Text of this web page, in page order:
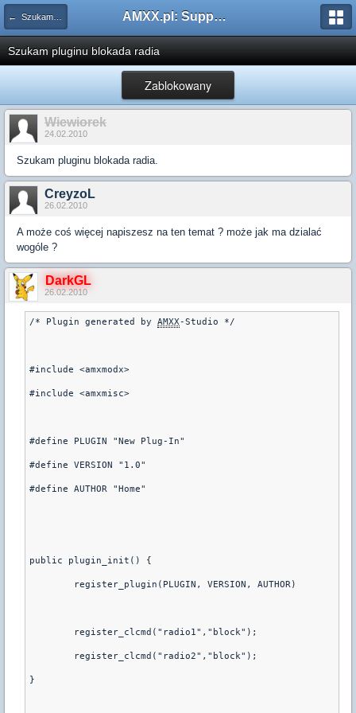
← Szukam pluginu AMXX.pl: Support AMX Mod X i SourceMod
Szukam pluginu blokada radia
Zablokowany
Wiewiorek
24.02.2010
Szukam pluginu blokada radia.
CreyzoL
26.02.2010
A może coś więcej napiszesz na ten temat ? może jak ma dzialać
wogóle ?
DarkGL
26.02.2010
/* Plugin generated by AMXX-Studio */
#include <amxmodx>
#include <amxmisc>
#define PLUGIN "New Plug-In"
#define VERSION "1.0"
#define AUTHOR "Home"
public plugin_init() {
}